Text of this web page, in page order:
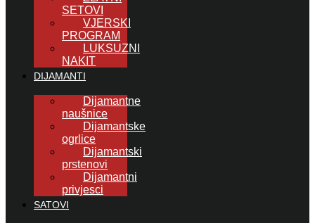
SETOVI
VJERSKI
PROGRAM
LUKSUZNI
NAKIT
DIJAMANTI
Dijamantne
naušnice
Dijamantske
ogrlice
Dijamantski
prstenovi
Dijamantni
privjesci
SATOVI